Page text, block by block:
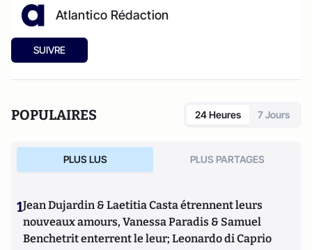
Atlantico Rédaction
SUIVRE
POPULAIRES 24 Heures 7 Jours
PLUS LUS PLUS PARTAGES
1Jean Dujardin & Laetitia Casta étrennent leurs
nouveaux amours, Vanessa Paradis & Samuel
Benchetrit enterrent le leur; Leonardo di Caprio